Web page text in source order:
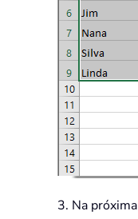
3. Na